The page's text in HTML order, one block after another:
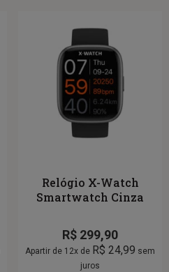
Relógio X-Watch
Smartwatch Cinza
R$ 299,90
Apartir de 12x de R$ 24,99 sem
juros